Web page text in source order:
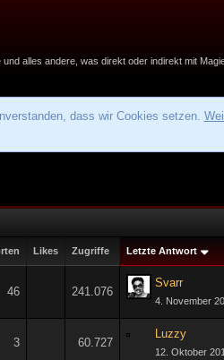
alles andere, was direkt oder indirekt mit
dass wir Cookies setzen.
Likes Zugriffe Letzte Antwort
46 241.076
Svarr
4. November
3 60.727
Luzzy
12. Oktober